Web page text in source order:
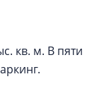
кв. м. В пяти